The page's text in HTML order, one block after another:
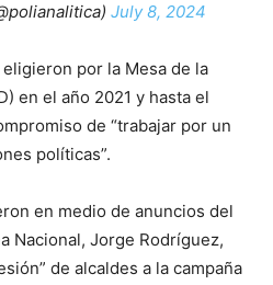
July 8, 2024
por la Mesa de la
en el año 2021 y hasta el
de “trabajar por un
políticas”.
en medio de anuncios del
Nacional, Jorge Rodríguez,
de alcaldes a la campaña